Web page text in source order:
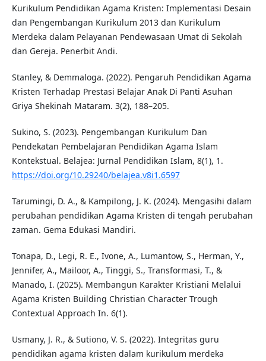
Kurikulum Pendidikan Agama Kristen: Implementasi Desain
dan Pengembangan Kurikulum 2013 dan Kurikulum
Merdeka dalam Pelayanan Pendewasaan Umat di Sekolah
dan Gereja. Penerbit Andi.
Stanley, & Demmaloga. (2022). Pengaruh Pendidikan Agama
Kristen Terhadap Prestasi Belajar Anak Di Panti Asuhan
Griya Shekinah Mataram. 3(2), 188–205.
Sukino, S. (2023). Pengembangan Kurikulum Dan
Pendekatan Pembelajaran Pendidikan Agama Islam
Kontekstual. Belajea: Jurnal Pendidikan Islam, 8(1), 1.
https://doi.org/10.29240/belajea.v8i1.6597
Tarumingi, D. A., & Kampilong, J. K. (2024). Mengasihi dalam
perubahan pendidikan Agama Kristen di tengah perubahan
zaman. Gema Edukasi Mandiri.
Tonapa, D., Legi, R. E., Ivone, A., Lumantow, S., Herman, Y.,
Jennifer, A., Mailoor, A., Tinggi, S., Transformasi, T., &
Manado, I. (2025). Membangun Karakter Kristiani Melalui
Agama Kristen Building Christian Character Trough
Contextual Approach In. 6(1).
Usmany, J. R., & Sutiono, V. S. (2022). Integritas guru
pendidikan agama kristen dalam kurikulum merdeka